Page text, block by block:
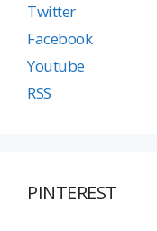
Twitter
Facebook
Youtube
RSS
PINTEREST